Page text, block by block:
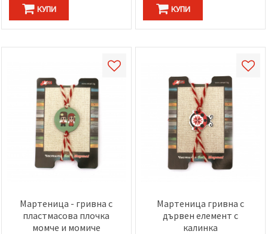
КУПИ КУПИ
Мартеница - гривна с
пластмасова плочка
момче и момиче
Мартеница гривна с
дървен елемент с
калинка